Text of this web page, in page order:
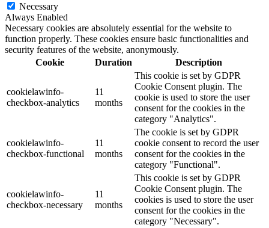
Necessary
Always Enabled
Necessary cookies are absolutely essential for the website to
function properly. These cookies ensure basic functionalities and
security features of the website, anonymously.
Cookie
Duration Description
cookielawinfo-
checkbox-analytics
11
months
This cookie is set by GDPR
Cookie Consent plugin. The
cookie is used to store the user
consent for the cookies in the
category "Analytics".
cookielawinfo-
checkbox-functional
11
months
The cookie is set by GDPR
cookie consent to record the user
consent for the cookies in the
category "Functional".
cookielawinfo-
checkbox-necessary
11
months
This cookie is set by GDPR
Cookie Consent plugin. The
cookies is used to store the user
consent for the cookies in the
category "Necessary".